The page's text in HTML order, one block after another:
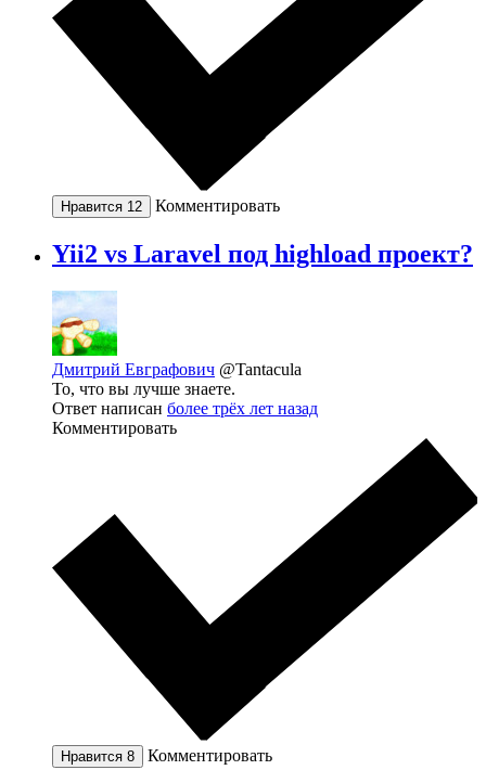
Нравится 12 Комментировать
Yii2 vs Laravel под highload проект?
Дмитрий Евграфович @Tantacula
То, что вы лучше знаете.
Ответ написан более трёх лет назад
Комментировать
Нравится 8 Комментировать